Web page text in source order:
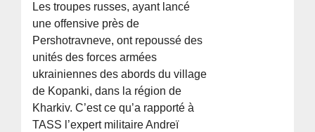
Les troupes russes, ayant lancé
une offensive près de
Pershotravneve, ont repoussé des
unités des forces armées
ukrainiennes des abords du village
de Kopanki, dans la région de
Kharkiv. C’est ce qu’a rapporté à
TASS l’expert militaire Andreï